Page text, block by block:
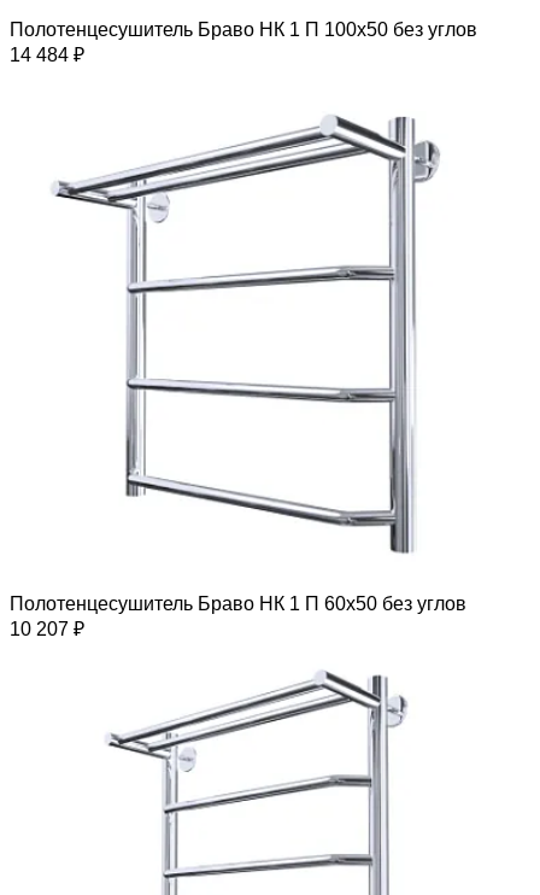
Полотенцесушитель Браво НК 1 П 100х50 без углов
14 484 ₽
Полотенцесушитель Браво НК 1 П 60х50 без углов
10 207 ₽